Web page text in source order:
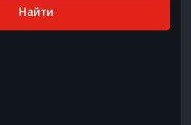
Найти